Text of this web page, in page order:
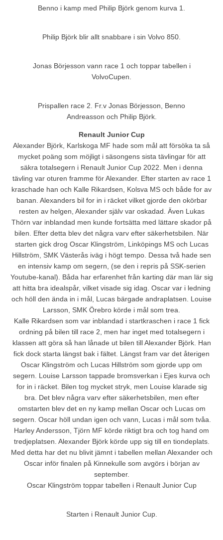
Benno i kamp med Philip Björk genom kurva 1.
Philip Björk blir allt snabbare i sin Volvo 850.
Jonas Börjesson vann race 1 och toppar tabellen i
VolvoCupen.
Prispallen race 2. Fr.v Jonas Börjesson, Benno
Andreasson och Philip Björk.
Renault Junior Cup
Alexander Björk, Karlskoga MF hade som mål att försöka ta så
mycket poäng som möjligt i säsongens sista tävlingar för att
säkra totalsegern i Renault Junior Cup 2022. Men i denna
tävling var oturen framme för Alexander. Efter starten av race 1
kraschade han och Kalle Rikardsen, Kolsva MS och både for av
banan. Alexanders bil for in i räcket vilket gjorde den okörbar
resten av helgen, Alexander själv var oskadad. Även Lukas
Thörn var inblandad men kunde fortsätta med lättare skador på
bilen. Efter detta blev det några varv efter säkerhetsbilen. När
starten gick drog Oscar Klingström, Linköpings MS och Lucas
Hillström, SMK Västerås iväg i högt tempo. Dessa två hade sen
en intensiv kamp om segern, (se den i repris på SSK-serien
Youtube-kanal). Båda har erfarenhet från karting där man lär sig
att hitta bra idealspår, vilket visade sig idag. Oscar var i ledning
och höll den ända in i mål, Lucas bärgade andraplatsen. Louise
Larsson, SMK Örebro körde i mål som trea.
Kalle Rikardsen som var inblandad i startkraschen i race 1 fick
ordning på bilen till race 2, men har inget med totalsegern i
klassen att göra så han lånade ut bilen till Alexander Björk. Han
fick dock starta längst bak i fältet. Längst fram var det återigen
Oscar Klingström och Lucas Hillström som gjorde upp om
segern. Louise Larsson tappade bromsverkan i Ejes kurva och
for in i räcket. Bilen tog mycket stryk, men Louise klarade sig
bra. Det blev några varv efter säkerhetsbilen, men efter
omstarten blev det en ny kamp mellan Oscar och Lucas om
segern. Oscar höll undan igen och vann, Lucas i mål som tvåa.
Harley Andersson, Tjörn MF körde riktigt bra och tog hand om
tredjeplatsen. Alexander Björk körde upp sig till en tiondeplats.
Med detta har det nu blivit jämnt i tabellen mellan Alexander och
Oscar inför finalen på Kinnekulle som avgörs i början av
september.
Oscar Klingström toppar tabellen i Renault Junior Cup
Starten i Renault Junior Cup.